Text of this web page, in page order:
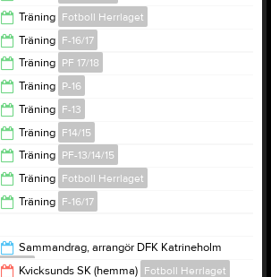
Träning Fotboll Herrlaget
Träning F-16/17
Träning PF 17/18
Träning P-16
Träning F-13
Träning F14/15
Träning PF-13/14/15
Träning Fotboll Herrlaget
Träning F-16/17
Sammandrag, arrangör DFK Katrineholm
F-16/17Kvicksunds SK (hemma) Fotboll Herrlaget